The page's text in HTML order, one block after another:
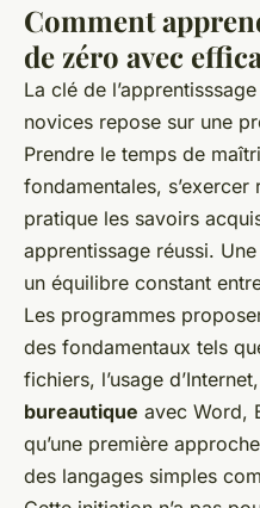
Comment
de zéro avec
La clé de
novices repose sur une
Prendre le temps de
fondamentales,
pratique les savoirs
apprentissage réussi.
un équilibre constant
Les programmes
des fondamentaux tels
fichiers, l’usage
bureautique avec Word,
qu’une première
des langages simples